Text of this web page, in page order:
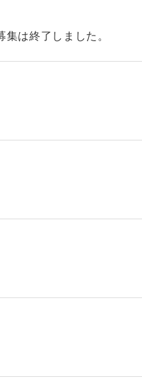
は終了しました。